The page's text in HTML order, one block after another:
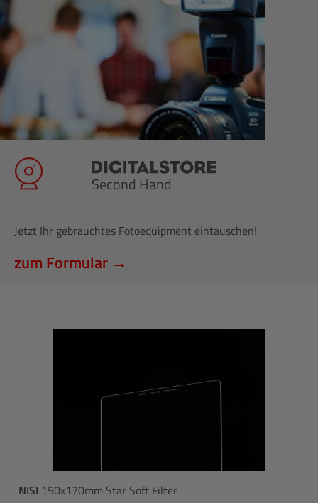
Second Hand
Jetzt Ihr gebrauchtes Fotoequipment eintauschen!
zum Formular →
NISI 150x170mm Star Soft Filter